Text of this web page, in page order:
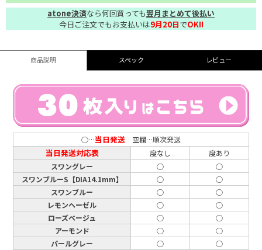
atone決済なら何回買っても翌月まとめて後払い
今日ご注文でもお支払いは9月20日でOK!!
商品説明 スペック レビュー
○…当日発送 空欄…順次発送
当日発送対応表 度なし
度あり
スワングレー
○
○
スワンブルーS【DIA14.1mm】
○
○
スワンブルー
○
○
レモンヘーゼル
○
○
ローズベージュ
○
○
アーモンド
○
○
パールグレー
○
○